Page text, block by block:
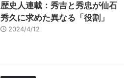
歴史人連載：秀吉と秀忠が仙石
秀久に求めた異なる「役割」
2024/4/12